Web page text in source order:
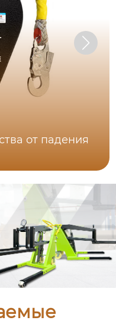
от падения